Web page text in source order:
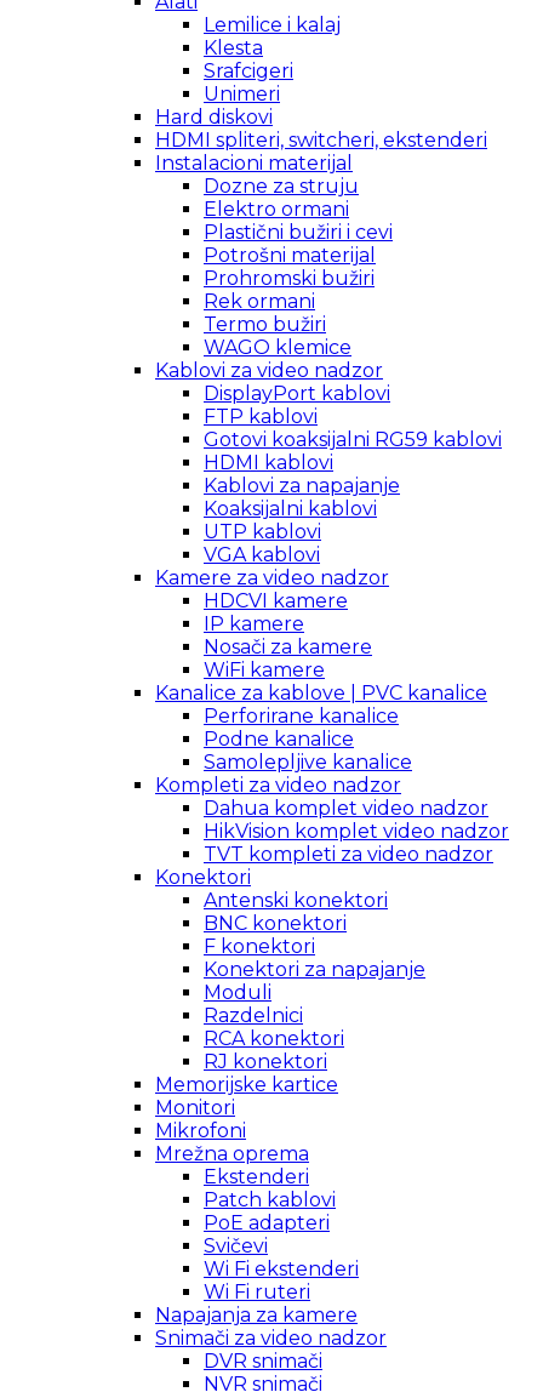
Lemilice i kalaj
Klesta
Srafcigeri
Unimeri
Hard diskovi
HDMI spliteri, switcheri, ekstenderi
Instalacioni materijal
Dozne za struju
Elektro ormani
Plastični bužiri i cevi
Potrošni materijal
Prohromski bužiri
Rek ormani
Termo bužiri
WAGO klemice
Kablovi za video nadzor
DisplayPort kablovi
FTP kablovi
Gotovi koaksijalni RG59 kablovi
HDMI kablovi
Kablovi za napajanje
Koaksijalni kablovi
UTP kablovi
VGA kablovi
Kamere za video nadzor
HDCVI kamere
IP kamere
Nosači za kamere
WiFi kamere
Kanalice za kablove | PVC kanalice
Perforirane kanalice
Podne kanalice
Samolepljive kanalice
Kompleti za video nadzor
Dahua komplet video nadzor
HikVision komplet video nadzor
TVT kompleti za video nadzor
Konektori
Antenski konektori
BNC konektori
F konektori
Konektori za napajanje
Moduli
Razdelnici
RCA konektori
RJ konektori
Memorijske kartice
Monitori
Mikrofoni
Mrežna oprema
Ekstenderi
Patch kablovi
PoE adapteri
Svičevi
Wi Fi ekstenderi
Wi Fi ruteri
Napajanja za kamere
Snimači za video nadzor
DVR snimači
NVR snimači